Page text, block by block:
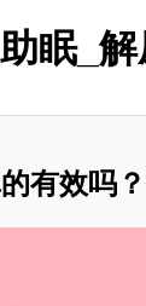
眠_
有效吗